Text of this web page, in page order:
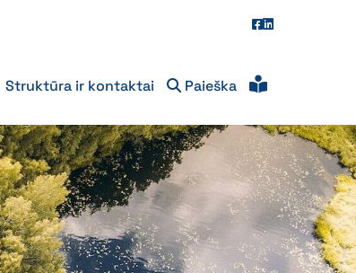
Struktūra ir kontaktai Paieška